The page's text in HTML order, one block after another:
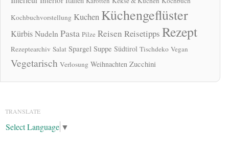
Kochbuchvorstellung Kuchen Küchengeflüster
KürbisNudeln Pasta Pilze Reisen Reisetipps Rezept
Rezeptearchiv Salat Spargel Suppe Südtirol Tischdeko Vegan
Vegetarisch Verlosung Weihnachten Zucchini
TRANSLATE
Select Language ▼